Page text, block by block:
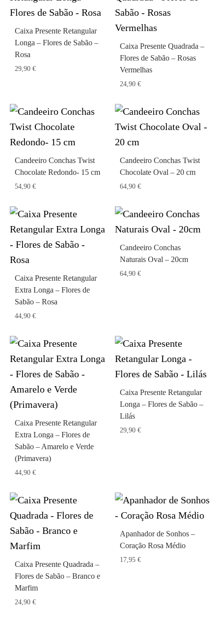
Caixa Presente Retangular
Longa – Flores de Sabão –
Rosa
29,90 €
Caixa Presente Quadrada –
Flores de Sabão – Rosas
Vermelhas
24,90 €
Candeeiro Conchas Twist
Chocolate Redondo- 15 cm
54,90 €
Candeeiro Conchas Twist
Chocolate Oval – 20 cm
64,90 €
Caixa Presente Retangular
Extra Longa – Flores de
Sabão – Rosa
44,90 €
Candeeiro Conchas
Naturais Oval – 20cm
64,90 €
Caixa Presente Retangular
Extra Longa – Flores de
Sabão – Amarelo e Verde
(Primavera)
44,90 €
Caixa Presente Retangular
Longa – Flores de Sabão –
Lilás
29,90 €
Caixa Presente Quadrada –
Flores de Sabão – Branco e
Marfim
24,90 €
Apanhador de Sonhos –
Coração Rosa Médio
17,95 €